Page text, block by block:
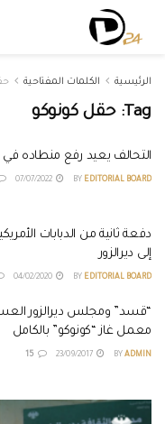
الرئيسية الكلمات المفتاحية
Tag: حقل كونوكو
التحالف يعيد رفع منطاده في
BY EDITORIAL BOARD
دفعة ثانية من الدبابات
إلى ديرالزور
BY EDITORIAL BOARD
“قسد” ومجلس ديرالزور
معمل غاز “كونوكو” بالكامل
BY ADMIN